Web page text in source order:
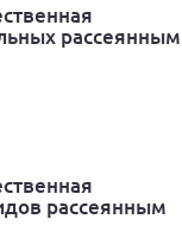
рассеянным
рассеянным